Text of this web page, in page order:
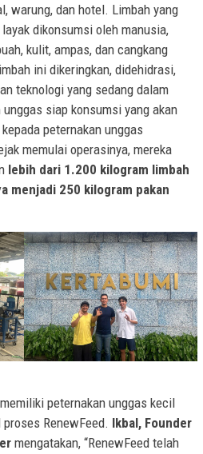
warung, dan hotel. Limbah yang
dikonsumsi oleh manusia,
kulit, ampas, dan cangkang
ini dikeringkan, didehidrasi,
teknologi yang sedang dalam
siap konsumsi yang akan
peternakan unggas
memulai operasinya, mereka
lebih dari 1.200 kilogram limbah
menjadi 250 kilogram pakan
peternakan unggas kecil
RenewFeed. Ikbal, Founder
mengatakan, “RenewFeed telah